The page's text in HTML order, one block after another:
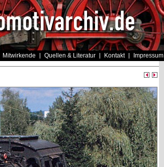
Mitwirkende Quellen & Literatur Kontakt Impressum